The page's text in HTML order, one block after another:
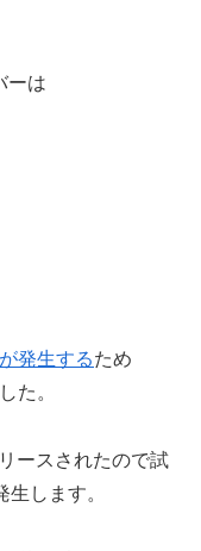
ーは
発生するため
た。
ースされたので試
します。